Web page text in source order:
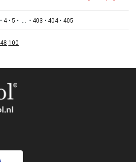
• 4• 5 • ... • 403 • 404• 405
48 100